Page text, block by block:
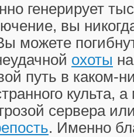
генерирует
вы
можете
охоты
путь в каком-
культа,
грозой сервера
. Именно